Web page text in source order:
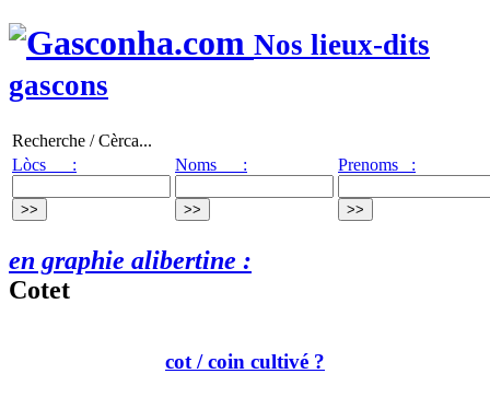
Nos lieux-dits
gascons
Recherche / Cèrca...
Lòcs :
Noms : Prenoms :
en graphie alibertine :
Cotet
cot/ coin cultivé ?